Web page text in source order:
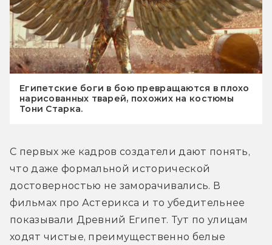
Египетские боги в бою превращаются в плохо
нарисованных тварей, похожих на костюмы
Тони Старка.
С первых же кадров создатели дают понять,
что даже формальной исторической
достоверностью не заморачивались. В
фильмах про Астерикса и то убедительнее
показывали Древний Египет. Тут по улицам
ходят чистые, преимущественно белые